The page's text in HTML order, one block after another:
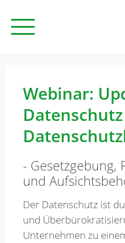
Beratung
Unternehmen
News
Webinar:
- Gesetzgebung,
und
Der Datenschutz ist
und
Unternehmen zu